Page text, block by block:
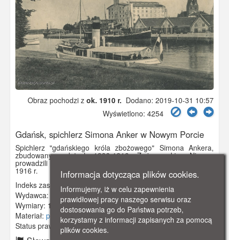
Obraz pochodzi z ok. 1910 r. Dodano: 2019-10-31 10:57
Wyświetlono: 4254
Gdańsk, spichlerz Simona Anker w Nowym Porcie
Spichlerz "gdańskiego króla zbożowego" Simona Ankera,
zbudowany w latach 1906-1916. Z jego okien Niemcy
prowadzili ostrzał WST na Westerplatte w roku 1939. Obieg
1916 r.
Indeks zasobu: GSP00899
Wydawca:
William Stobbes, Danzig-Neufahrwasser
Wymiary: 138 x 86 mm
Materiał: pocztówka
Status prawny:Użycie Niekomercyjne
Informacja dotycząca plików cookies.
Informujemy, iż w celu zapewnienia
prawidłowej pracy naszego serwisu oraz
dostosowania go do Państwa potrzeb,
korzystamy z informacji zapisanych za pomocą
plików cookies.